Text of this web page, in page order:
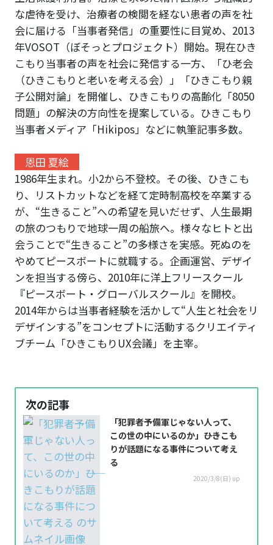
な虐待を受け、治療者の検閲を経ない患者の声を社
会に届ける「当事者発信」の重要性に目覚め、2013
年VOSOT（ぼそっとプロジェクト）開始。現在ひき
こもり当事者の声を社会に発信する一方、「ひ老会
（ひきこもりと老いを考える会）」「ひきこもり親
子公開対論」を開催し、ひきこもりの高齢化「8050
問題」の解決の方向性を提案している。ひきこもり
当事者メディア「Hikipos」などに執筆記事多数。
恩田 夏絵
1986年生まれ。小2から不登校。その後、ひきこも
り、リストカットなどを経て定時制高校を卒業する
が、“生きること”への希望を見いだせず、人生最期
の旅のつもりで地球一周の船旅へ。様々なヒトと出
会うことで“生きること”の多様さを実感。死ぬのを
やめてピースボートに就職する。企画運営、デザイ
ンを担当する傍ら、2010年に洋上フリースクール
『ピースボート・グローバルスクール』を開校。
2014年からは当事者経験を活かして“人生と社会をリ
デザインする”をコンセプトに活動するクリエイティ
ブチーム「ひきこもりUX会議」を主宰。
次の記事
「犯罪者予備軍じゃない人って、
この世の中にいるのか」――ひきこも
りが話題になる事件について考え
る
2020/3/8(日) up